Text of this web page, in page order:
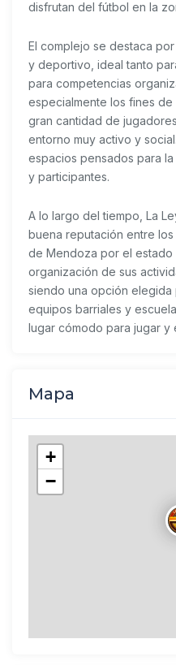
disfrutan del fútbol en la
El complejo se destaca
y deportivo, ideal tanto
para competencias
especialmente los fines
gran cantidad de
entorno muy activo y
espacios pensados para
y participantes.
A lo largo del tiempo, La
buena reputación entre
de Mendoza por el estado
organización de sus
siendo una opción elegida
equipos barriales y
lugar cómodo para jugar y
Mapa
+
−